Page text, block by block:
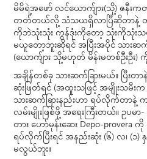
မိမိရဲ့အဖော် လင်ယောက်ျား(သို့) ဇနီးက
တတ်တယ်လို့ သံသယရှိလာပြီဆိုတာနဲ့ တခ
ကိုဘဲသုံးသုံး ကွန်ဒုံးကိုတော့ သုံးကိုသုံ
မယူတော့ဘူးဆိုရင် အပြီးအပိုင် သားဆက်
(ယောက်ျား သို့မဟုတ် မိန်းမတစ်ဦးဦး
အချိန်တစ်ခု သားဆက်ခြားမယ်။ ပြီးတ
ဆုံးဖြတ်ရင် (အထူးသဖြင့် အမျိုးသမီ
သားဆက်ခြားနည်းဟာ ရပ်လိုက်တာနဲ့ က
လမ်းမျိုးဖြစ်ဖို့ အရေးကြီးတယ်။ ဥပမ
တား ဟော်မုန်းဆေး Depo-provera
ရပ်လိုက်ပြီးရင် အနည်းဆုံး (၆) လ၊ (၁
မလွယ်ဘူး။